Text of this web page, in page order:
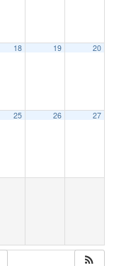
18 19 20
25 26 27